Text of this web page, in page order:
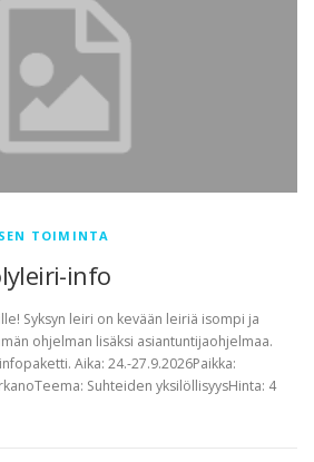
TOIMINTA
info
Syksyn leiri on kevään leiriä isompi ja
ohjelman lisäksi asiantuntijaohjelmaa.
Aika: 24.-27.9.2026Paikka:
Suhteiden yksilöllisyysHinta: 4